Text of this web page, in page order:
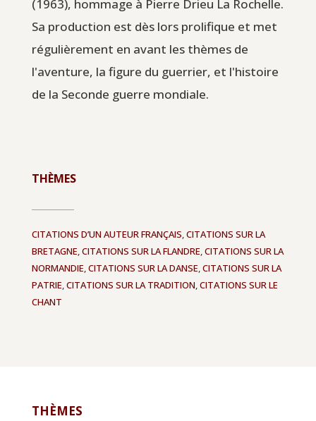
(1963), hommage à Pierre Drieu La Rochelle.
Sa production est dès lors prolifique et met
régulièrement en avant les thèmes de
l'aventure, la figure du guerrier, et l'histoire
de la Seconde guerre mondiale.
THÈMES
CITATIONS D’UN AUTEUR FRANÇAIS,CITATIONS SUR LA
BRETAGNE,CITATIONS SUR LA FLANDRE,CITATIONS SUR LA
NORMANDIE,CITATIONS SUR LA DANSE,CITATIONS SUR LA
PATRIE,CITATIONS SUR LA TRADITION,CITATIONS SUR LE
CHANT
THÈMES